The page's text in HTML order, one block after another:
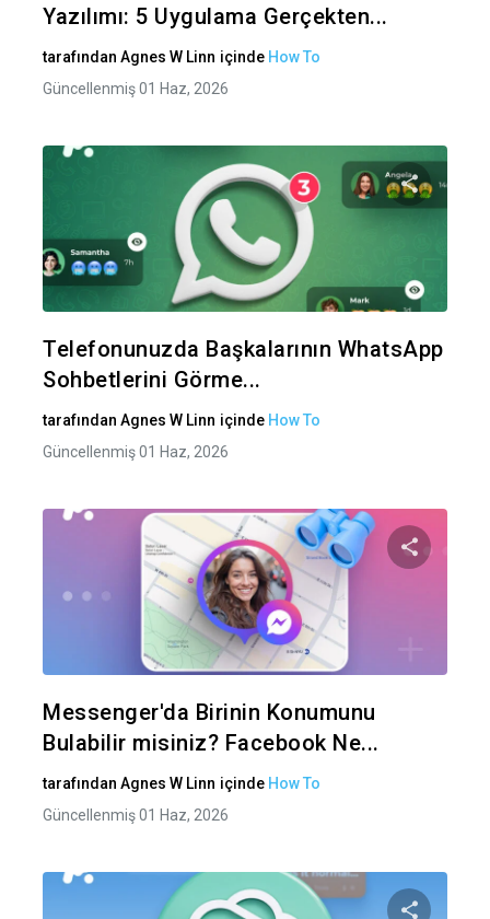
Yazılımı: 5 Uygulama Gerçekten...
tarafından Agnes W Linn içinde How To
Güncellenmiş 01 Haz, 2026
Bu
Telefonunuzda Başkalarının WhatsApp
Sohbetlerini Görme...
tarafından Agnes W Linn içinde How To
Güncellenmiş 01 Haz, 2026
Messenger'da Birinin Konumunu
Bulabilir misiniz? Facebook Ne...
tarafından Agnes W Linn içinde How To
Güncellenmiş 01 Haz, 2026